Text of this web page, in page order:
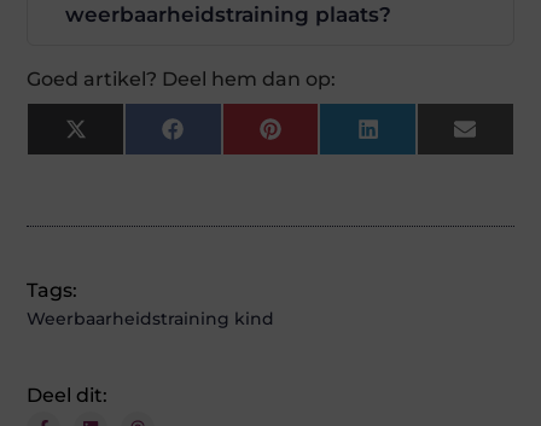
weerbaarheidstraining plaats?
Goed artikel? Deel hem dan op:
X
(Twitter)
FacebookPinterestLinkedInEmail
Tags:
Weerbaarheidstraining kind
Deel dit: